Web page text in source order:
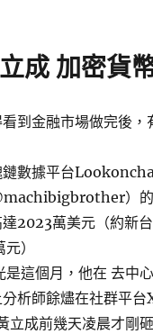
成 加密貨
到金融市場做完後
鏈數據平台
）
2023萬美元（約新
）
是這個月，他在 去中
析師餘燼在社群平台
立成前幾天凌晨才剛